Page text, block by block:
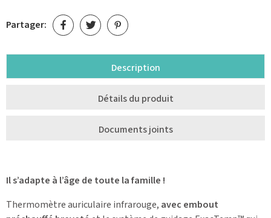
Partager:
Description
Détails du produit
Documents joints
Il s’adapte à l’âge de toute la famille !
Thermomètre auriculaire infrarouge, avec embout